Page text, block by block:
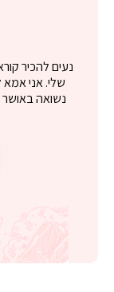
נעים להכיר
נשואה באושר